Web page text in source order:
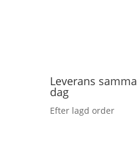
Leverans samma
dag
Efter lagd order